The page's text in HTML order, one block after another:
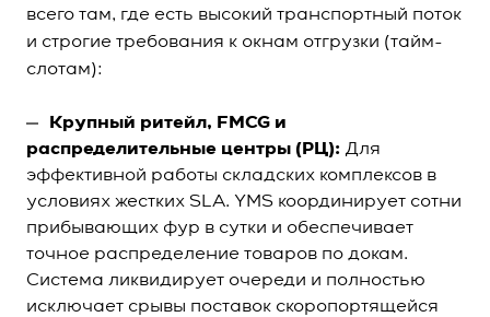
всего там, где есть высокий транспортный поток
и строгие требования к окнам отгрузки (тайм-
слотам):
Крупный ритейл, FMCG и
распределительные центры (РЦ): Для
эффективной работы складских комплексов в
условиях жестких SLA. YMS координирует сотни
прибывающих фур в сутки и обеспечивает
точное распределение товаров по докам.
Система ликвидирует очереди и полностью
исключает срывы поставок скоропортящейся